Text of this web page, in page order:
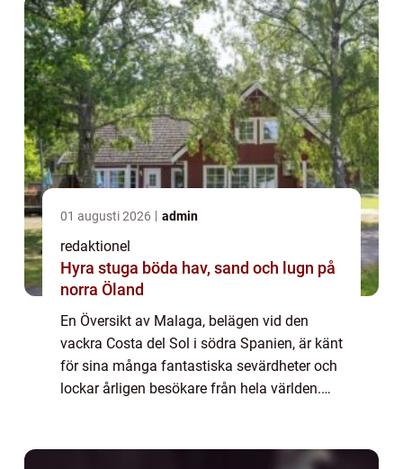
01 augusti 2026 admin
redaktionel
Hyra stuga böda hav, sand och lugn på
norra Öland
En Översikt av Malaga, belägen vid den
vackra Costa del Sol i södra Spanien, är känt
för sina många fantastiska sevärdheter och
lockar årligen besökare från hela världen.